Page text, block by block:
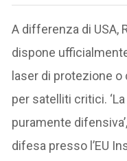
A differenza di USA,
dispone
laser di protezione
per satelliti critici.
puramente
difesa presso l’EU